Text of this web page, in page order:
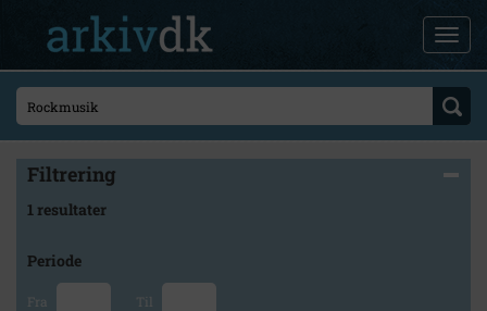
Filtrering
1 resultater
Periode
Fra Til